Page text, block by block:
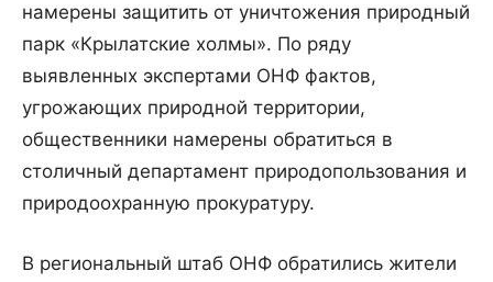
намерены защитить от уничтожения природный
парк «Крылатские холмы». По ряду
выявленных экспертами ОНФ фактов,
угрожающих природной территории,
общественники намерены обратиться в
столичный департамент природопользования и
природоохранную прокуратуру.
В региональный штаб ОНФ обратились жители